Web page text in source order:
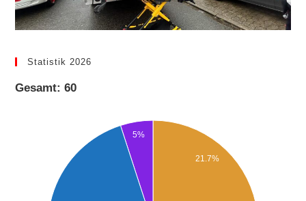
Statistik 2026
Gesamt: 60
21.7%
5%